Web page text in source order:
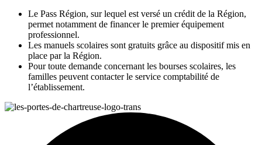
Le Pass Région, sur lequel est versé un crédit de la Région,
permet notamment de financer le premier équipement
professionnel.
Les manuels scolaires sont gratuits grâce au dispositif mis en
place par la Région.
Pour toute demande concernant les bourses scolaires, les
familles peuvent contacter le service comptabilité de
l’établissement.